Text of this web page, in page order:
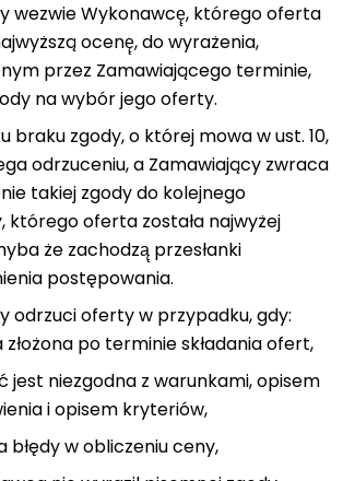
wezwie Wykonawcę̨, którego oferta
ocenę̨, do wyrażenia,
przez Zamawiającego terminie,
na wybór jego oferty.
braku zgody, o której mowa w ust. 10,
odrzuceniu, a Zamawiający zwraca
takiej zgody do kolejnego
którego oferta została najwyżej
że zachodzą̨ przesłanki
postępowania.
odrzuci oferty w przypadku, gdy:
złożona po terminie składania ofert,
jest niezgodna z warunkami, opisem
i opisem kryteriów,
błędy w obliczeniu ceny,